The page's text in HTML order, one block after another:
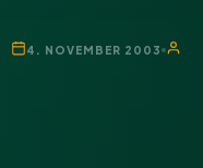
4. NOVEMBER 2003